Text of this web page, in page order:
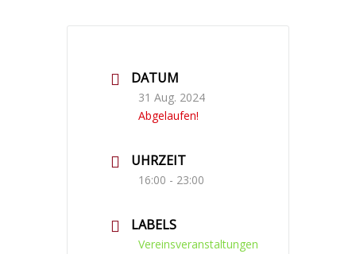
DATUM
31 Aug. 2024
Abgelaufen!
UHRZEIT
16:00 - 23:00
LABELS
Vereinsveranstaltungen